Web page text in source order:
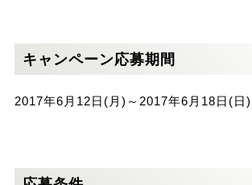
キャンペーン応募期間
2017年6月12日(月)～2017年6月18日(日